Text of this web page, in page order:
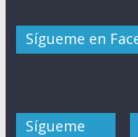
Sígueme en
Sígueme